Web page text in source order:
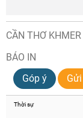
CẦN THƠ
BÁO IN
Góp ý
Thời sự